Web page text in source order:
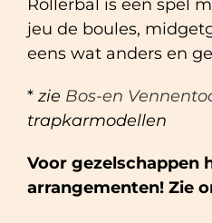
Rollerbal is een spel
jeu de boules,
eens wat anders en
*zie Bos-en
trapkarmodellen
Voor gezelschappen
arrangementen! Zie